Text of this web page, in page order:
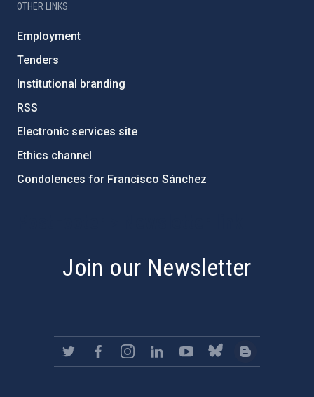
OTHER LINKS
Employment
Tenders
Institutional branding
RSS
Electronic services site
Ethics channel
Condolences for Francisco Sánchez
Join our Newsletter